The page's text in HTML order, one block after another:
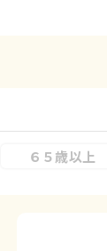
６５歳以上